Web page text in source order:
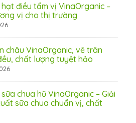
điều tẩm vị VinaOrganic –
vị cho thị trường
châu VinaOrganic, vê trân
chất lượng tuyệt hảo
chua hũ VinaOrganic – Giải
sữa chua chuẩn vị, chất